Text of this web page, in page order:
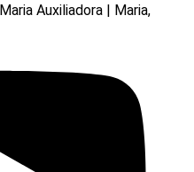
Auxiliadora | Maria,